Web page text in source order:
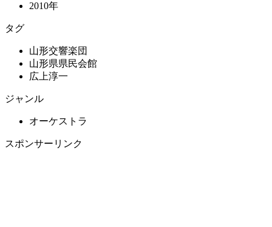
2010年
タグ
山形交響楽団
山形県県民会館
広上淳一
ジャンル
オーケストラ
スポンサーリンク